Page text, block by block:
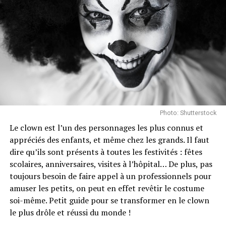
importantes pour les jeunes adolescents qui sont en
période de puberté. C’est une solution à long terme
pour leur apprendre à maitriser leur agressivité, leur
colère et leur personnalité.
adorent les pirates, le football ou leur personnage de
Il y a différents accessoires qui peuvent être achetés
pour s’assurer que le thème que votre enfant aura choisi
sera merveilleux. Vous pouvez acheter des nappes,
serviettes de table, ballons, bannières et des décorations
de tables qui sont liés à votre thème.
Votre budget va jouer une grande part dans la quantité
et le style de décorations que vous aurez. Les seules
restrictions que vous avez sont votre imagination et
votre budget, lorsque vous décidez de votre thème.
Photo: Shutterstock
Le clown est l’un des personnages les plus connus et
appréciés des enfants, et même chez les grands. Il faut
dire qu’ils sont présents à toutes les festivités : fêtes
scolaires, anniversaires, visites à l’hôpital… De plus, pas
toujours besoin de faire appel à un professionnels pour
amuser les petits, on peut en effet revêtir le costume
soi-même. Petit guide pour se transformer en le clown
le plus drôle et réussi du monde !